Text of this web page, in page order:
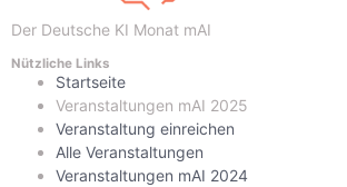
Der Deutsche KI Monat mAI
Nützliche Links
Startseite
Veranstaltungen mAI 2025
Veranstaltung einreichen
Alle Veranstaltungen
Veranstaltungen mAI 2024